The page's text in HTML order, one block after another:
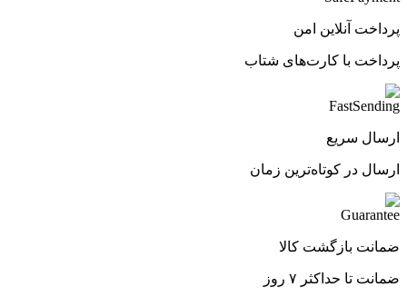
پرداخت آنلاین امن
پرداخت با کارت‌های شتاب
ارسال سریع
ارسال در کوتاه‌ترین زمان
ضمانت بازگشت کالا
ضمانت تا حداکثر ۷ روز